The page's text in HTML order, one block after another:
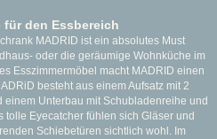
für den Essbereich
MADRID ist ein absolutes Must
oder die geräumige Wohnküche im
Esszimmermöbel macht MADRID einen
besteht aus einem Aufsatz mit 2
Unterbau mit Schubladenreihe und
tolle Eyecatcher fühlen sich Gläser und
Schiebetüren sichtlich wohl. Im